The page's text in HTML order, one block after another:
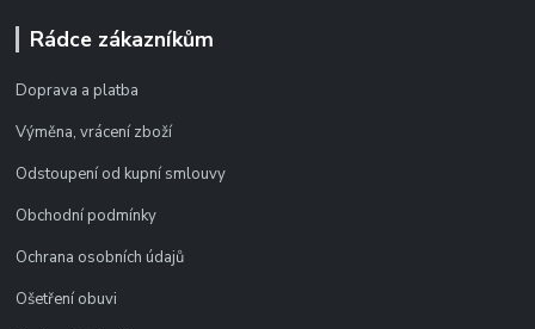
Rádce zákazníkům
Doprava a platba
Výměna, vrácení zboží
Odstoupení od kupní smlouvy
Obchodní podmínky
Ochrana osobních údajů
Ošetření obuvi